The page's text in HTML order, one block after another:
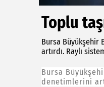
Toplu
Bursa Büyükşehir
artırdı. Raylı
Bursa
denetimlerini